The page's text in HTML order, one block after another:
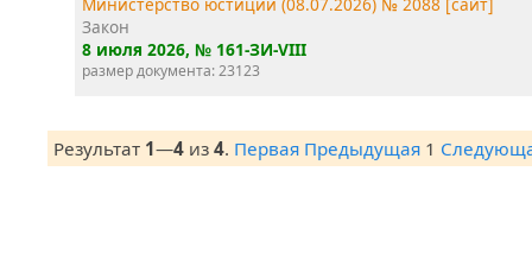
Закон
8 июля 2026, № 161-ЗИ-VIII
размер документа: 23123
Результат 1—4 из 4. Первая Предыдущая 1